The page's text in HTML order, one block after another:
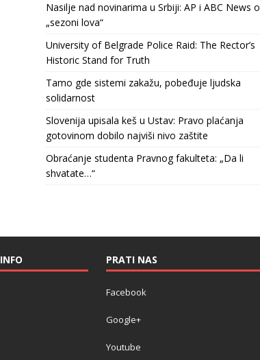
Nasilje nad novinarima u Srbiji: AP i ABC News o
„sezoni lova“
University of Belgrade Police Raid: The Rector’s
Historic Stand for Truth
Tamo gde sistemi zakažu, pobeđuje ljudska
solidarnost
Slovenija upisala keš u Ustav: Pravo plaćanja
gotovinom dobilo najviši nivo zaštite
Obraćanje studenta Pravnog fakulteta: „Da li
shvatate…“
PRATI NAS
Facebook
Google+
Youtube